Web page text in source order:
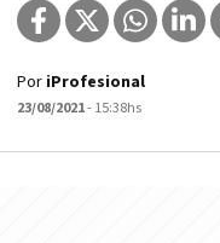
Por iProfesional
23/08/2021- 15:38hs